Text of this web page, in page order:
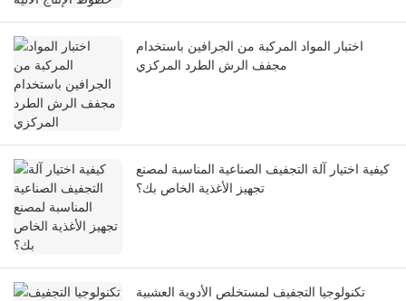
اختبار المواد المركبة من الجرافين باستخدام
مجفف الرش الطرد المركزي
كيفية اختيار آلة التجفيف الصناعية المناسبة لمصنع
تجهيز الأغذية الخاص بك؟
تكنولوجيا التجفيف لمستخلص الأدوية العشبية